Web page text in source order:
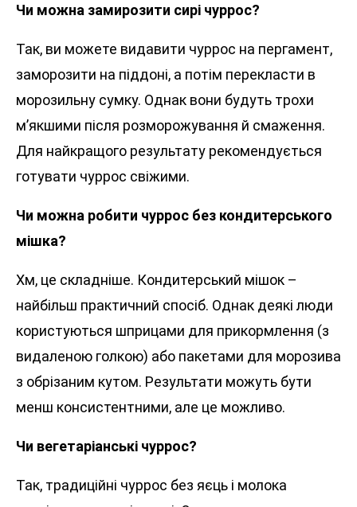
Чи можна замирозити сирі чуррос?
Так, ви можете видавити чуррос на пергамент,
заморозити на піддоні, а потім перекласти в
морозильну сумку. Однак вони будуть трохи
м’якшими після розморожування й смаження.
Для найкращого результату рекомендується
готувати чуррос свіжими.
Чи можна робити чуррос без кондитерського
мішка?
Хм, це складніше. Кондитерський мішок –
найбільш практичний спосіб. Однак деякі люди
користуються шприцами для прикормлення (з
видаленою голкою) або пакетами для морозива
з обрізаним кутом. Результати можуть бути
менш консистентними, але це можливо.
Чи вегетаріанські чуррос?
Так, традиційні чуррос без яєць і молока